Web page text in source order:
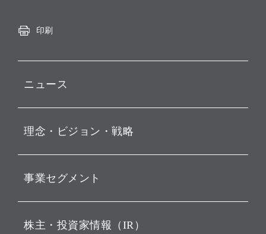
印刷
ニュース
お知らせ
動画配信
理念・ビジョン・戦略
経営理念
ビジョン
戦略
事業セグメント
ソフトバンク・ビジョン・
株主・投資家情報（IR）